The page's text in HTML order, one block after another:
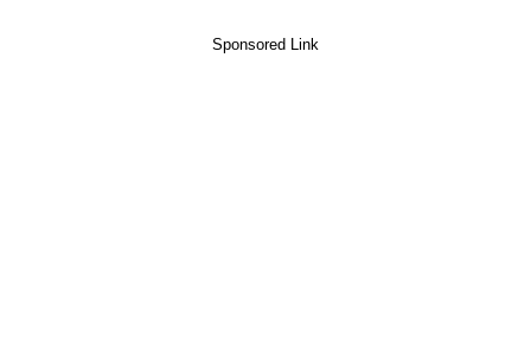
Sponsored Link